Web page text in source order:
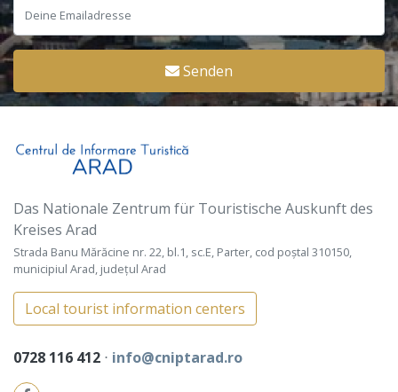
Senden
Das Nationale Zentrum für Touristische Auskunft des
Kreises Arad
Strada Banu Mărăcine nr. 22, bl.1, sc.E, Parter, cod poștal 310150,
municipiul Arad, județul Arad
Local tourist information centers
0728 116 412 ⋅ info@cniptarad.ro